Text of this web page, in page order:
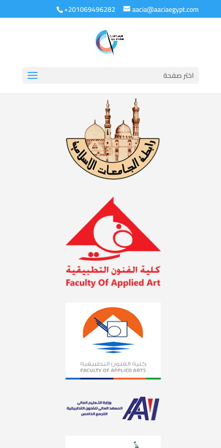
+201069496282 aacia@aaciaegypt.com
اختر صفحة